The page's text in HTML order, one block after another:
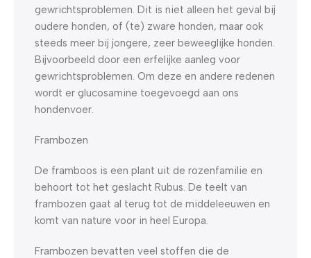
gewrichtsproblemen. Dit is niet alleen het geval bij
oudere honden, of (te) zware honden, maar ook
steeds meer bij jongere, zeer beweeglijke honden.
Bijvoorbeeld door een erfelijke aanleg voor
gewrichtsproblemen. Om deze en andere redenen
wordt er glucosamine toegevoegd aan ons
hondenvoer.
Frambozen
De framboos is een plant uit de rozenfamilie en
behoort tot het geslacht Rubus. De teelt van
frambozen gaat al terug tot de middeleeuwen en
komt van nature voor in heel Europa.
Frambozen bevatten veel stoffen die de